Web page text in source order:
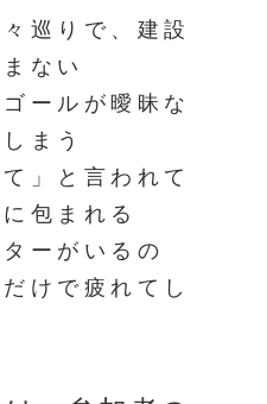
巡りで、建設
ない
ールが曖昧な
まう
」と言われて
包まれる
ーがいるの
けで疲れてし